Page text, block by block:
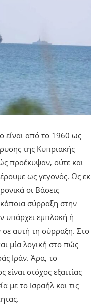
είναι από το 1960 ως
της Κυπριακής
προέκυψαν, ούτε και
ως γεγονός. Ως εκ
οι Βάσεις
σύρραξη στην
υπάρχει εμπλοκή ή
αυτή τη σύρραξη. Στο
μία λογική στο πώς
Ιράν. Άρα, το
στόχος εξαιτίας
με το Ισραήλ και τις